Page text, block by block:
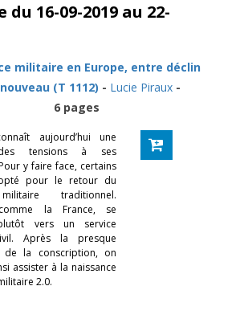
du 16-09-2019 au 22-
militaire en Europe, entre déclin
(T 1112) - Lucie Piraux -
6 pages
aujourd’hui une
tensions à ses
y faire face, certains
pour le retour du
traditionnel.
la France, se
vers un service
Après la presque
de la conscription, on
assister à la naissance
2.0.